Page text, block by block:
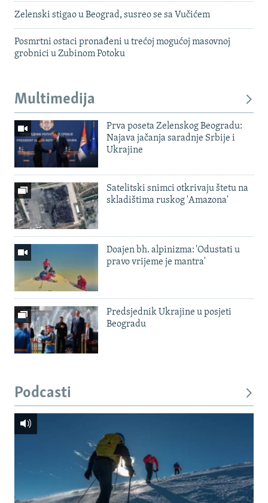
Zelenski stigao u Beograd, susreo se sa Vučićem
Posmrtni ostaci pronađeni u trećoj mogućoj masovnoj
grobnici u Zubinom Potoku
Multimedija
Prva poseta Zelenskog Beogradu:
Najava jačanja saradnje Srbije i
Ukrajine
Satelitski snimci otkrivaju štetu na
skladištima ruskog 'Amazona'
Doajen bh. alpinizma: 'Odustati u
pravo vrijeme je mantra'
Predsjednik Ukrajine u posjeti
Beogradu
Podcasti